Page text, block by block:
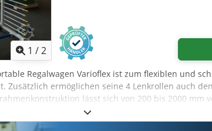
1 /2
Regalwagen Varioflex ist zum flexiblen und
Zusätzlich ermöglichen seine 4 Lenkrollen auch
lässt sich von 200 bis 2000 mm
je Seite, kann der Wagen Gewichte bis 400
Die steckbaren inneren und äußeren